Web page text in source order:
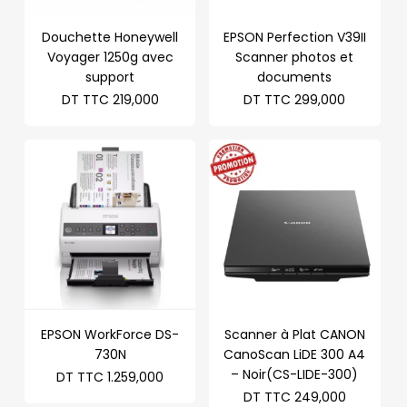
Douchette Honeywell
Voyager 1250g avec
support
DT TTC 219,000
EPSON Perfection V39II
Scanner photos et
documents
DT TTC 299,000
EPSON WorkForce DS-
730N
DT TTC 1.259,000
Scanner à Plat CANON
CanoScan LiDE 300 A4
– Noir(CS-LIDE-300)
DT TTC 249,000